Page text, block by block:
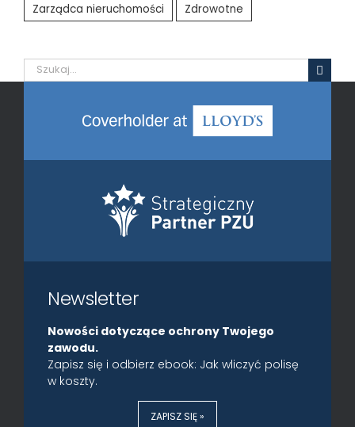
Zarządca nieruchomości
Zdrowotne
Szukaj
Newsletter
Nowości dotyczące ochrony Twojego
zawodu.
Zapisz się i odbierz ebook: Jak wliczyć polisę
w koszty.
ZAPISZ SIĘ »